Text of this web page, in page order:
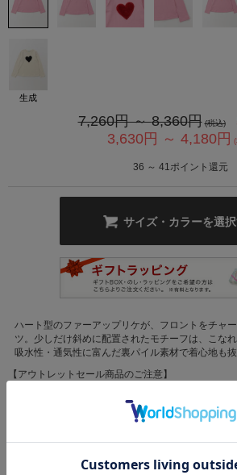
生成
7,260円 ～8,360円 (税込)
3,630円 ～ 4,180円
36 ～ 41ポイント還元
サイズ・カラーを選
ハート型のファーアップリケが、フロントをチャ
ツ。少しだけ斜めに配置されたモチーフは、こな
吸水性・通気性に富んだ裏パイル素材で着心地も抜
【アウトレットセール商品のご注意】
※タグが直接、箱に張られている場合がございます。
※タグに店頭販売時のセールシールが貼っている場
※箱の破損や補強している場合がございますので予